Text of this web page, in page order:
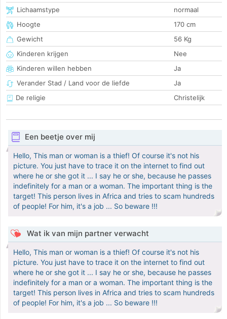
Lichaamstype
normaal
Hoogte
170 cm
Gewicht
56 Kg
Kinderen krijgen
Nee
Kinderen willen hebben
Ja
Verander Stad / Land voor de liefde
Ja
De religie
Christelijk
Een beetje over mij
Hello, This man or woman is a thief! Of course it's not his
picture. You just have to trace it on the internet to find out
where he or she got it ... I say he or she, because he passes
indefinitely for a man or a woman. The important thing is the
target! This person lives in Africa and tries to scam hundreds
of people! For him, it's a job ... So beware !!!
Wat ik van mijn partner verwacht
Hello, This man or woman is a thief! Of course it's not his
picture. You just have to trace it on the internet to find out
where he or she got it ... I say he or she, because he passes
indefinitely for a man or a woman. The important thing is the
target! This person lives in Africa and tries to scam hundreds
of people! For him, it's a job ... So beware !!!